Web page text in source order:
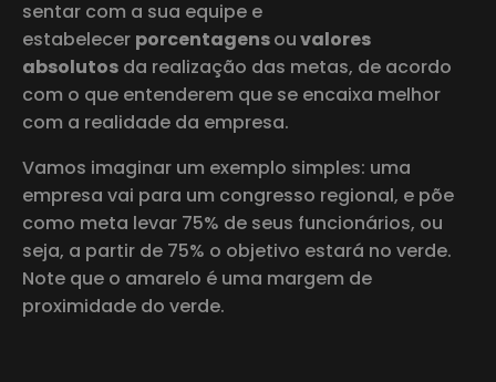
sentar com a sua equipe e
estabelecer porcentagensouvalores
absolutos da realização das metas, de acordo
com o que entenderem que se encaixa melhor
com a realidade da empresa.
Vamos imaginar um exemplo simples: uma
empresa vai para um congresso regional, e põe
como meta levar 75% de seus funcionários, ou
seja, a partir de 75% o objetivo estará no verde.
Note que o amarelo é uma margem de
proximidade do verde.